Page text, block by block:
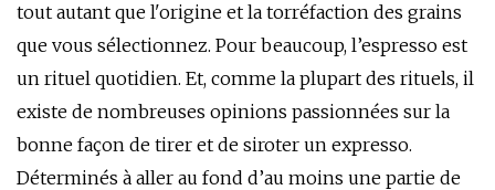
tout autant que l'origine et la torréfaction des grains
que vous sélectionnez. Pour beaucoup, l’espresso est
un rituel quotidien. Et, comme la plupart des rituels, il
existe de nombreuses opinions passionnées sur la
bonne façon de tirer et de siroter un expresso.
Déterminés à aller au fond d’au moins une partie de